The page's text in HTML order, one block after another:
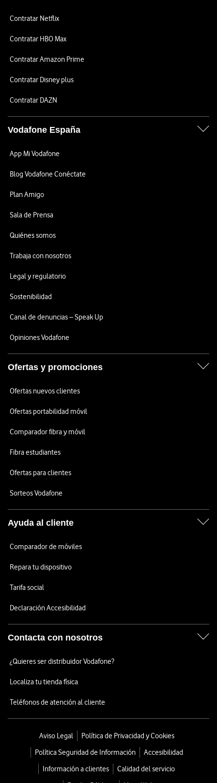
Contratar Netflix
Contratar HBO Max
Contratar Amazon Prime
Contratar Disney plus
Contratar DAZN
Vodafone España
App Mi Vodafone
Blog Vodafone Conéctate
Plan Amigo
Sala de Prensa
Quiénes somos
Trabaja con nosotros
Legal y regulatorio
Sostenibilidad
Canal de denuncias – Speak Up
Opiniones Vodafone
Ofertas y promociones
Ofertas nuevos clientes
Ofertas portabilidad móvil
Comparador fibra y móvil
Fibra estudiantes
Ofertas para clientes
Sorteos Vodafone
Ayuda al cliente
Comparador de móviles
Repara tu dispositivo
Tarifa social
Declaración Accesibilidad
Contacta con nosotros
¿Quieres ser distribuidor Vodafone?
Localiza tu tienda física
Teléfonos de atención al cliente
Aviso Legal
Política de Privacidad y Cookies
Política Seguridad de Información
Accesibilidad
Información a clientes
Calidad del servicio